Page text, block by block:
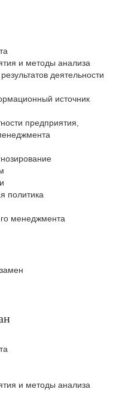
и методы анализа
деятельности
источник
предприятия,
политика
менеджмента
и методы анализа